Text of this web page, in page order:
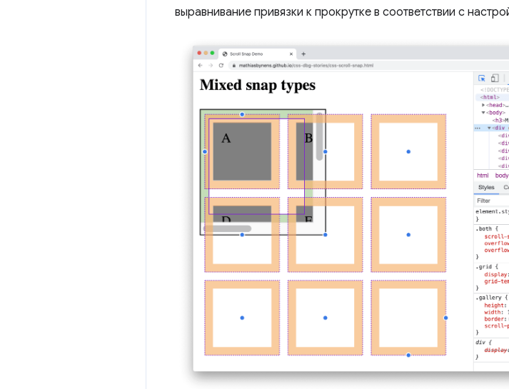
выравнивание привязки к прокрутке в соответствии с